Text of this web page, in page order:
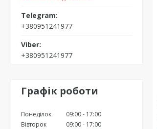
+380951241977
+380951241977
Графік роботи
Понеділок 09:00
17:00
Вівторок
09:00
17:00